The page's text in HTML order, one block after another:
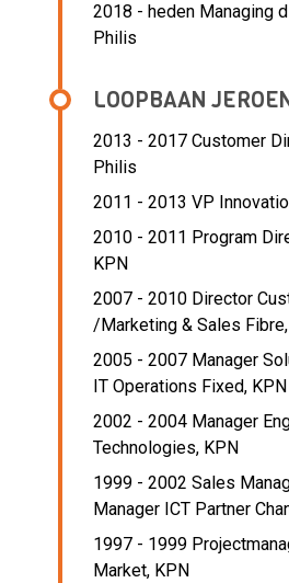
2018 - heden Managing
Philis
LOOPBAAN
2013 - 2017 Customer
Philis
2011 - 2013 VP
2010 - 2011 Program
KPN
2007 - 2010 Director
/Marketing & Sales Fibre,
2005 - 2007 Manager
IT Operations Fixed, KPN
2002 - 2004 Manager
Technologies, KPN
1999 - 2002 Sales
Manager ICT Partner
1997 - 1999
Market, KPN